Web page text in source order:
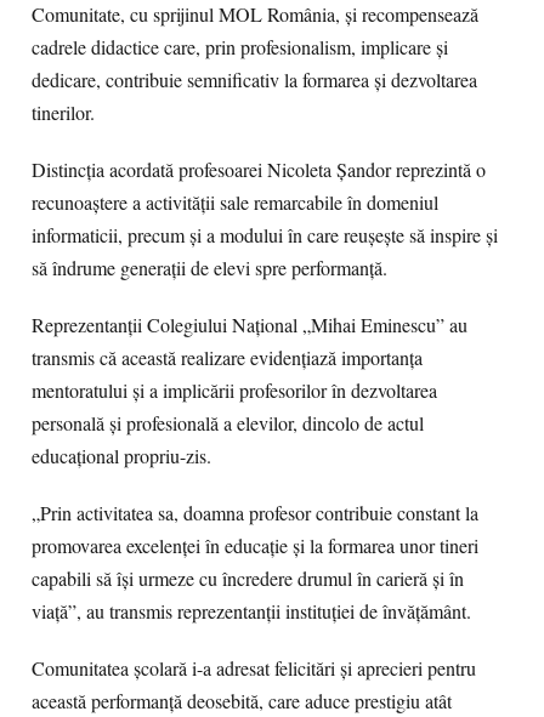
Comunitate, cu sprijinul MOL România, și recompensează
cadrele didactice care, prin profesionalism, implicare și
dedicare, contribuie semnificativ la formarea și dezvoltarea
tinerilor.
Distincția acordată profesoarei Nicoleta Șandor reprezintă o
recunoaștere a activității sale remarcabile în domeniul
informaticii, precum și a modului în care reușește să inspire și
să îndrume generații de elevi spre performanță.
Reprezentanții Colegiului Național „Mihai Eminescu” au
transmis că această realizare evidențiază importanța
mentoratului și a implicării profesorilor în dezvoltarea
personală și profesională a elevilor, dincolo de actul
educațional propriu-zis.
„Prin activitatea sa, doamna profesor contribuie constant la
promovarea excelenței în educație și la formarea unor tineri
capabili să își urmeze cu încredere drumul în carieră și în
viață”, au transmis reprezentanții instituției de învățământ.
Comunitatea școlară i-a adresat felicitări și aprecieri pentru
această performanță deosebită, care aduce prestigiu atât